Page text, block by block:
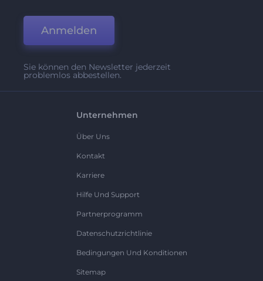
Anmelden
Sie können den Newsletter jederzeit
problemlos abbestellen.
Unternehmen
Über Uns
Kontakt
Karriere
Hilfe Und Support
Partnerprogramm
Datenschutzrichtlinie
Bedingungen Und Konditionen
Sitemap